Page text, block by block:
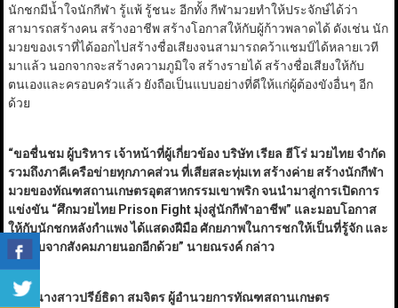
นักชกมีน้ำใจนักกีฬา รู้แพ้ รู้ชนะ อีกทั้ง กีฬามวยทำให้ประจักษ์ได้ว่า
สามารถสร้างคน สร้างอาชีพ สร้างโอกาสให้กับผู้ก้าวพลาดได้ ดังเช่น นัก
มวยของเราที่ได้ออกไปสร้างชื่อเสียงจนสามารถคว้าแชมป์ได้หลายเวที
มาแล้ว นอกจากจะสร้างความภูมิใจ สร้างรายได้ สร้างชื่อเสียงให้กับ
ตนเองและครอบครัวแล้ว ยังถือเป็นแบบอย่างที่ดีให้แก่ผู้ต้องขังอื่นๆ อีก
ด้วย
“ขอชื่นชม ผู้บริหาร เจ้าหน้าที่ผู้เกี่ยวข้อง บริษัท เรียล ฮีโร่ มวยไทย จำกัด
รวมถึงภาคีเครือข่ายทุกภาคส่วน ที่เสียสละทุ่มเท สร้างค่าย สร้างนักกีฬา
มวยของทัณฑสถานเกษตรอุตสาหกรรมเขาพริก จนนำมาสู่การเปิดการ
แข่งขัน “ศึกมวยไทย Prison Fight มุ่งสู่นักกีฬาอาชีพ” และมอบโอกาส
ให้กับนักชกหลังกำแพง ได้แสดงฝีมือ ศักยภาพในการชกให้เป็นที่รู้จัก และ
ยอมรับจากสังคมภายนอกอีกด้วย” นายณรงค์ กล่าว
ด้าน
นางสาวปรีย์ธิดา สมจิตร ผู้อำนวยการทัณฑสถานเกษตร